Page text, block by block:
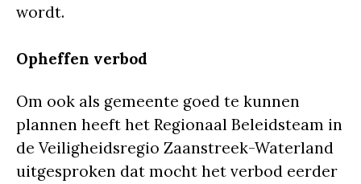
wordt.
Opheffen verbod
Om ook als gemeente goed te kunnen
plannen heeft het Regionaal Beleidsteam in
de Veiligheidsregio Zaanstreek-Waterland
uitgesproken dat mocht het verbod eerder